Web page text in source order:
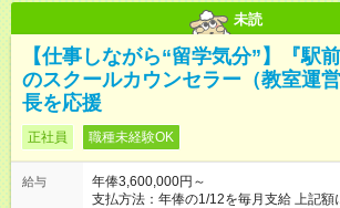
未読
【仕事しながら“留学気分”】『駅
のスクールカウンセラー（教室運
長を応援
正社員 職種未経験OK
給与
年俸3,600,000円～
支払方法：年俸の1/12を毎月支給 上記額